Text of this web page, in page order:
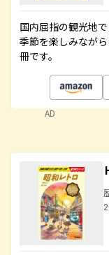
国内屈指の観光地
季節を楽しみなが
冊です。
AD